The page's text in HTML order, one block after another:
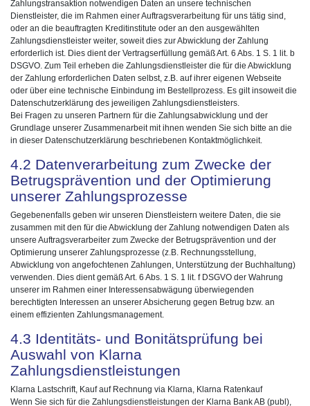
Zahlungstransaktion notwendigen Daten an unsere technischen
Dienstleister, die im Rahmen einer Auftragsverarbeitung für uns tätig sind,
oder an die beauftragten Kreditinstitute oder an den ausgewählten
Zahlungsdienstleister weiter, soweit dies zur Abwicklung der Zahlung
erforderlich ist. Dies dient der Vertragserfüllung gemäß Art. 6 Abs. 1 S. 1 lit. b
DSGVO. Zum Teil erheben die Zahlungsdienstleister die für die Abwicklung
der Zahlung erforderlichen Daten selbst, z.B. auf ihrer eigenen Webseite
oder über eine technische Einbindung im Bestellprozess. Es gilt insoweit die
Datenschutzerklärung des jeweiligen Zahlungsdienstleisters.
Bei Fragen zu unseren Partnern für die Zahlungsabwicklung und der
Grundlage unserer Zusammenarbeit mit ihnen wenden Sie sich bitte an die
in dieser Datenschutzerklärung beschriebenen Kontaktmöglichkeit.
4.2 Datenverarbeitung zum Zwecke der
Betrugsprävention und der Optimierung
unserer Zahlungsprozesse
Gegebenenfalls geben wir unseren Dienstleistern weitere Daten, die sie
zusammen mit den für die Abwicklung der Zahlung notwendigen Daten als
unsere Auftragsverarbeiter zum Zwecke der Betrugsprävention und der
Optimierung unserer Zahlungsprozesse (z.B. Rechnungsstellung,
Abwicklung von angefochtenen Zahlungen, Unterstützung der Buchhaltung)
verwenden. Dies dient gemäß Art. 6 Abs. 1 S. 1 lit. f DSGVO der Wahrung
unserer im Rahmen einer Interessensabwägung überwiegenden
berechtigten Interessen an unserer Absicherung gegen Betrug bzw. an
einem effizienten Zahlungsmanagement.
4.3 Identitäts- und Bonitätsprüfung bei
Auswahl von Klarna
Zahlungsdienstleistungen
Klarna Lastschrift, Kauf auf Rechnung via Klarna, Klarna Ratenkauf
Wenn Sie sich für die Zahlungsdienstleistungen der Klarna Bank AB (publ),